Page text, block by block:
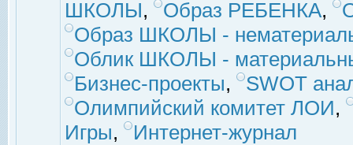
ШКОЛЫ, Образ РЕБЕНКА,
Образ ШКОЛЫ -
Облик ШКОЛЫ -
Бизнес-проекты,
SWOT
Олимпийский комитет ЛОИ,
Игры, Интернет-журнал